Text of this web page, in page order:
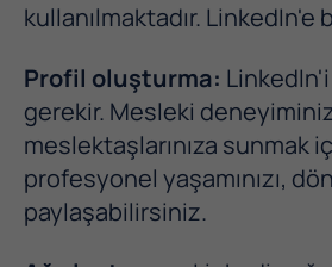
kullanılmaktadır.
Profil oluşturma:
gerekir. Mesleki
meslektaşlarınıza sunmak
profesyonel yaşamınızı,
paylaşabilirsiniz.